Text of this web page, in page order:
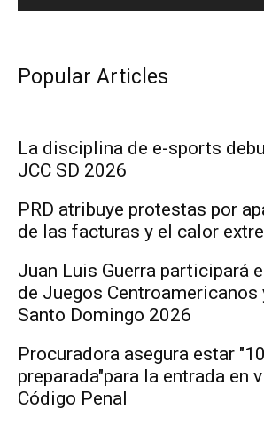
Popular Articles
La disciplina de e-sports
JCC SD 2026
PRD atribuye protestas por
de las facturas y el calor
Juan Luis Guerra participará
de Juegos Centroamericanos
Santo Domingo 2026
Procuradora asegura estar
preparada"para la entrada en
Código Penal